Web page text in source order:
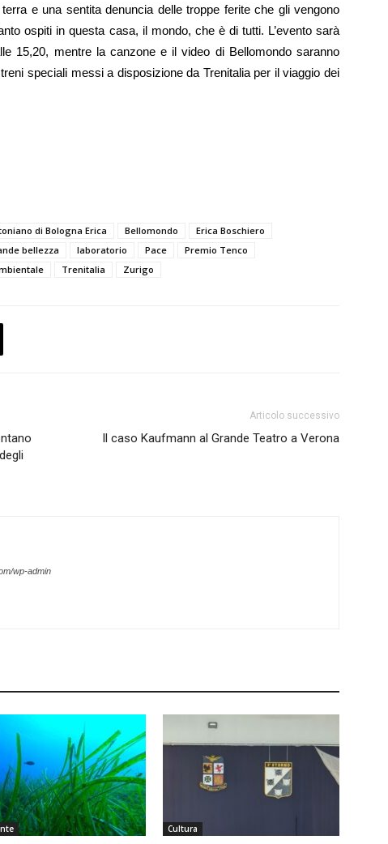
e una sentita denuncia delle troppe ferite che gli vengono
ospiti in questa casa, il mondo, che è di tutti. L’evento sarà
15,20, mentre la canzone e il video di Bellomondo saranno
speciali messi a disposizione da Trenitalia per il viaggio dei
di Bologna Erica Bellomondo
Erica Boschiero
bellezza laboratorio Pace
Premio Tenco
Trenitalia Zurigo
Articolo successivo
Il caso Kaufmann al Grande Teatro a Verona
wp-admin
Cultura